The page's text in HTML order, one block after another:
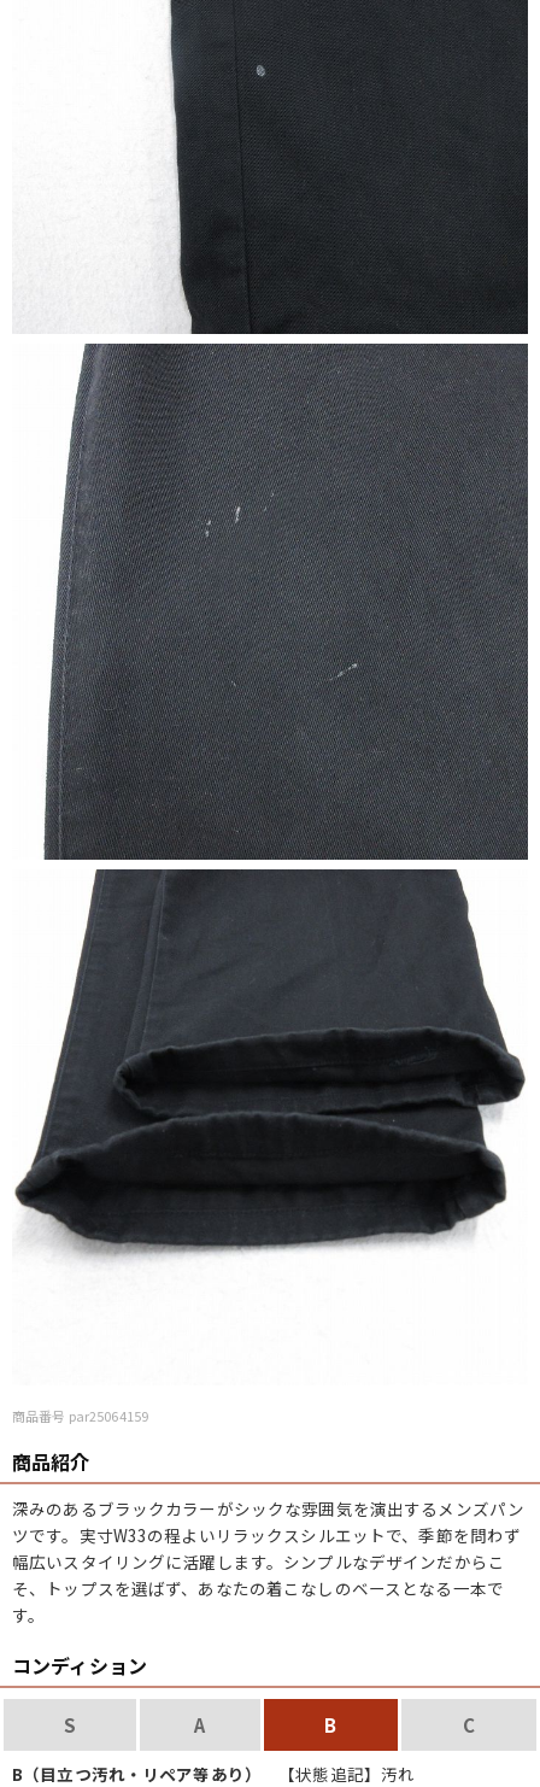
商品番号 par25064159
商品紹介
深みのあるブラックカラーがシックな雰囲気を演出するメンズパン
ツです。実寸W33の程よいリラックスシルエットで、季節を問わず
幅広いスタイリングに活躍します。シンプルなデザインだからこ
そ、トップスを選ばず、あなたの着こなしのベースとなる一本で
す。
コンディション
S A B C
B（目立つ汚れ・リペア等あり） 【状態追記】汚れ